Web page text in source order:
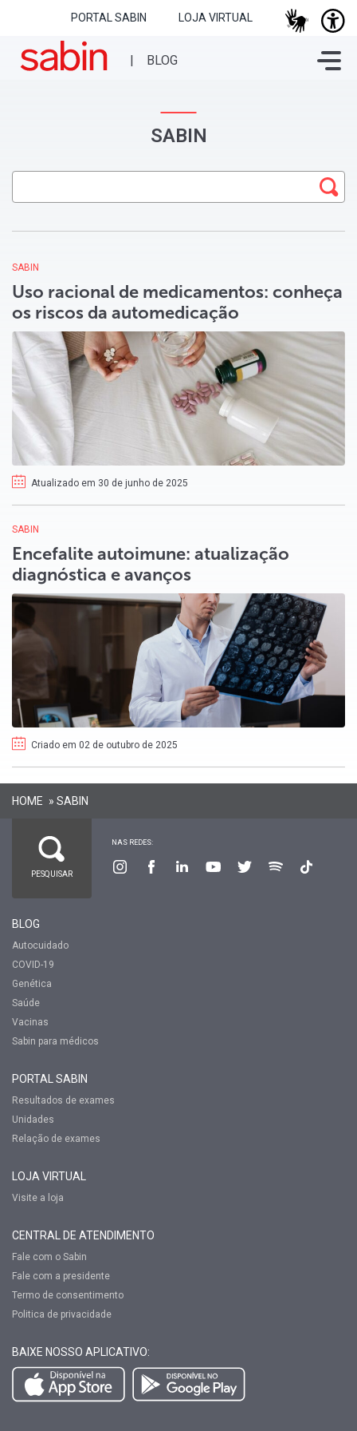
PORTAL SABIN LOJA VIRTUAL
SABIN
SABIN
Uso racional de medicamentos: conheça
os riscos da automedicação
Atualizado em 30 de junho de 2025
SABIN
Encefalite autoimune: atualização
diagnóstica e avanços
Criado em 02 de outubro de 2025
HOME » SABIN
NAS REDES:
BLOG
Autocuidado
COVID-19
Genética
Saúde
Vacinas
Sabin para médicos
PORTAL SABIN
Resultados de exames
Unidades
Relação de exames
LOJA VIRTUAL
Visite a loja
CENTRAL DE ATENDIMENTO
Fale com o Sabin
Fale com a presidente
Termo de consentimento
Politica de privacidade
BAIXE NOSSO APLICATIVO: